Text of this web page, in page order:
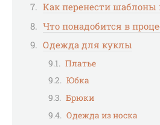
Как перенести шаблоны
Что понадобится в
Одежда для куклы
Платье
Юбка
Брюки
Одежда из носка